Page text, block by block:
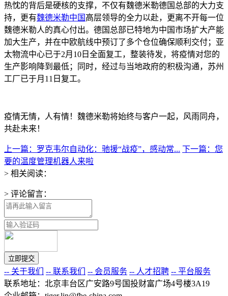
热忱的背后是硬核的支撑，不仅有魏德米勒德国总部的大力支
持，更有魏德米勒中国 高层领导的全力以赴，更离不开每一位
魏德米勒人的真心付出。德国总部已特地为中国市场扩大产能
加大生产，并在中欧航线中预订了多个仓位确保顺利交付；亚
太物流中心已于2月10日全面复工，整装待发，将疫情对您的
生产影响降到最低；同时，经过与当地政府的积极沟通，苏州
工厂已于月11日复工。
疫情无情，人有情！魏德米勒将始终与客户一起，风雨同舟，
共赴未来！
上一篇：罗克韦尔自动化：驰援“战疫”，感动常... 下一篇：您
要的温度管理机器人来啦
> 相关阅读：
> 评论留言：
-- 关于我们 -- 联系我们 -- 会员服务 -- 人才招聘 -- 平台服务
联系地址：北京丰台区广安路9号国投财富广场4号楼3A19